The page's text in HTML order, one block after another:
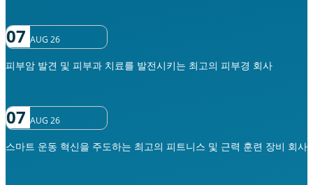
07 AUG 26
피부암 발견 및 피부과 치료를 발전시키는 최고의 피부경 회사
07 AUG 26
스마트 운동 혁신을 주도하는 최고의 피트니스 및 근력 훈련 장비 회사